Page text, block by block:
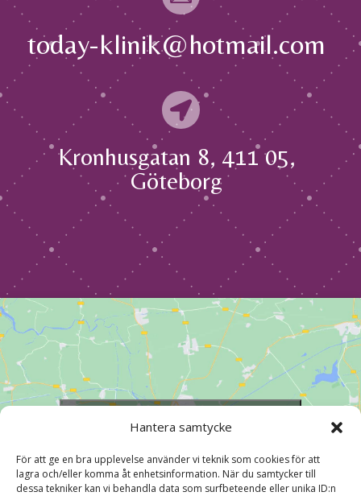
Hantera samtycke
För att ge en bra upplevelse använder vi teknik som cookies för att
lagra och/eller komma åt enhetsinformation. När du samtycker till
dessa tekniker kan vi behandla data som surfbeteende eller unika ID:n
today-klinik@hotmail.com

Kronhusgatan 8, 411 05,
Göteborg
cookies och aktivera detta innehåll